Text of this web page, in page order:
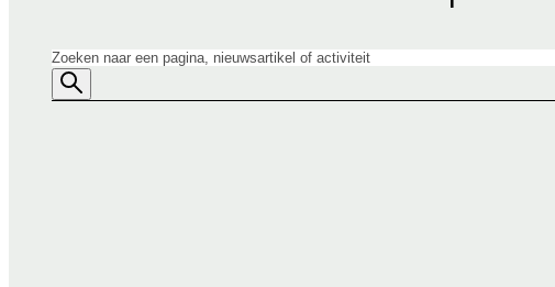
Zoeken